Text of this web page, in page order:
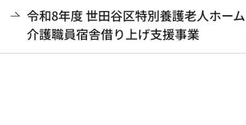
令和8年度 世田谷区特別養護老人ホーム
介護職員宿舎借り上げ支援事業